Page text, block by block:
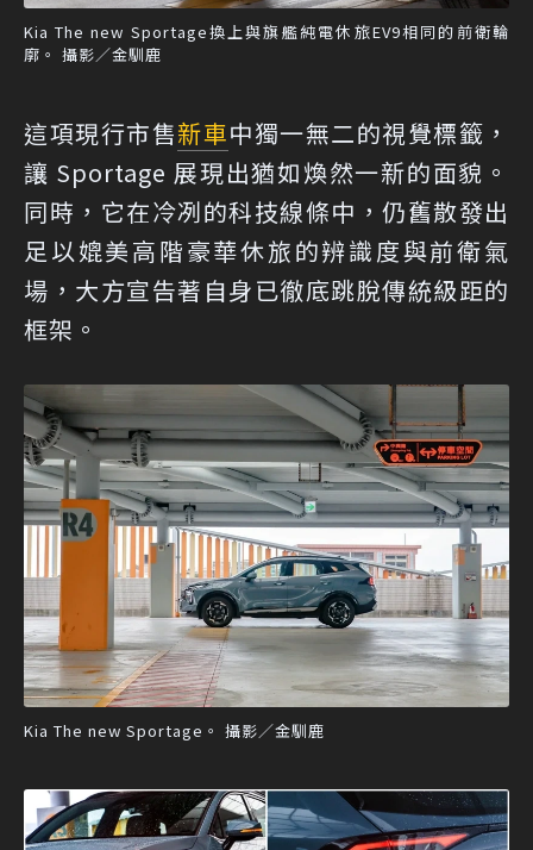
Kia The new Sportage換上與旗艦純電休旅EV9相同的前衛輪
廓。 攝影／金馴鹿
這項現行市售新車中獨一無二的視覺標籤，
讓 Sportage 展現出猶如煥然一新的面貌。
同時，它在冷冽的科技線條中，仍舊散發出
足以媲美高階豪華休旅的辨識度與前衛氣
場，大方宣告著自身已徹底跳脫傳統級距的
框架。
Kia The new Sportage。 攝影／金馴鹿